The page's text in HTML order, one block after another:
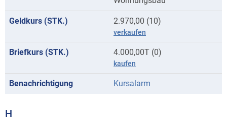
2.970,00 (10)
verkaufen
4.000,00T (0)
kaufen
Kursalarm
H